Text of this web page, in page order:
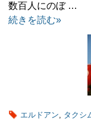
数百人にのぼ …
続きを読む»
エルドアン, タクシ